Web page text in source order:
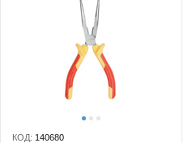
КОД: 140680